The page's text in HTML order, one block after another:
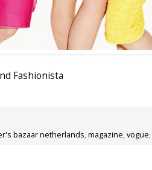
Fashionista
bazaar netherlands,magazine,vogue,